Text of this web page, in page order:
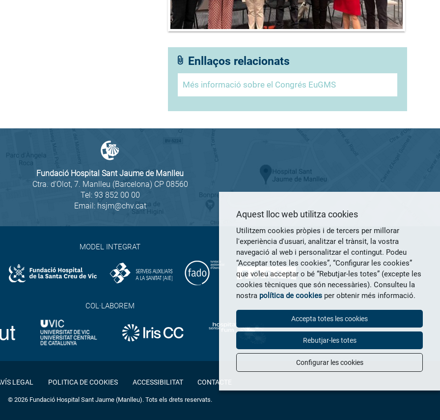
Enllaços relacionats
Més informació sobre el Congrés EuGMS
Fundació Hospital Sant Jaume de Manlleu
Ctra. d'Olot, 7. Manlleu (Barcelona) CP 08560
Tel: 93 852 00 00
Email: hsjm@chv.cat
MODEL INTEGRAT
COL·LABOREM
LEGAL POLITICA DE COOKIES ACCESSIBILITAT CONTACTE
© 2026 Fundació Hospital Sant Jaume (Manlleu). Tots els drets reservats.
Aquest lloc web utilitza cookies
Utilitzem cookies pròpies i de tercers per millorar
l'experiència d'usuari, analitzar el trànsit, la vostra
navegació al web i personalitzar el contingut. Podeu
“Acceptar totes les cookies”, “Configurar les cookies”
que voleu acceptar o bé “Rebutjar-les totes” (excepte les
cookies tècniques que són necessàries). Consulteu la
nostra política de cookies per obtenir més informació.
Accepta totes les cookies
Rebutjar-les totes
Configurar les cookies